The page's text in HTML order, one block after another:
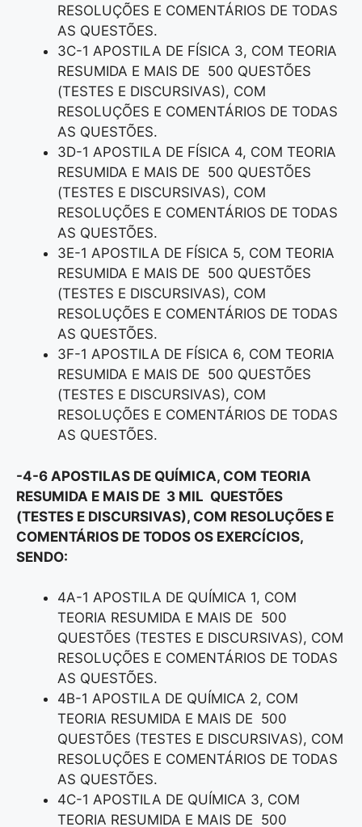
RESOLUÇÕES E COMENTÁRIOS DE TODAS
AS QUESTÕES.
3C-1 APOSTILA DE FÍSICA 3, COM TEORIA
RESUMIDA E MAIS DE 500 QUESTÕES
(TESTES E DISCURSIVAS), COM
RESOLUÇÕES E COMENTÁRIOS DE TODAS
AS QUESTÕES.
3D-1 APOSTILA DE FÍSICA 4, COM TEORIA
RESUMIDA E MAIS DE 500 QUESTÕES
(TESTES E DISCURSIVAS), COM
RESOLUÇÕES E COMENTÁRIOS DE TODAS
AS QUESTÕES.
3E-1 APOSTILA DE FÍSICA 5, COM TEORIA
RESUMIDA E MAIS DE 500 QUESTÕES
(TESTES E DISCURSIVAS), COM
RESOLUÇÕES E COMENTÁRIOS DE TODAS
AS QUESTÕES.
3F-1 APOSTILA DE FÍSICA 6, COM TEORIA
RESUMIDA E MAIS DE 500 QUESTÕES
(TESTES E DISCURSIVAS), COM
RESOLUÇÕES E COMENTÁRIOS DE TODAS
AS QUESTÕES.
-4-6 APOSTILAS DE QUÍMICA, COM TEORIA
RESUMIDA E MAIS DE 3 MIL QUESTÕES
(TESTES E DISCURSIVAS), COM RESOLUÇÕES E
COMENTÁRIOS DE TODOS OS EXERCÍCIOS,
SENDO:
4A-1 APOSTILA DE QUÍMICA 1, COM
TEORIA RESUMIDA E MAIS DE 500
QUESTÕES (TESTES E DISCURSIVAS), COM
RESOLUÇÕES E COMENTÁRIOS DE TODAS
AS QUESTÕES.
4B-1 APOSTILA DE QUÍMICA 2, COM
TEORIA RESUMIDA E MAIS DE 500
QUESTÕES (TESTES E DISCURSIVAS), COM
RESOLUÇÕES E COMENTÁRIOS DE TODAS
AS QUESTÕES.
4C-1 APOSTILA DE QUÍMICA 3, COM
TEORIA RESUMIDA E MAIS DE 500